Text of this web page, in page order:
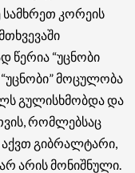
სამხრეთ კორეის
“უცნობი
მოცულობა
გულისხმობდა და
რომლებსაც
გიბრალტარი,
არის მონიშნული.